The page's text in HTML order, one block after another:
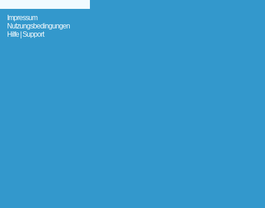
Impressum
Nutzungsbedingungen
Hilfe | Support